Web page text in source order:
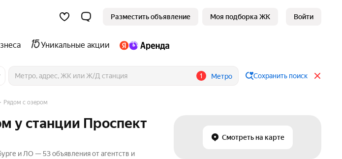
Разместить объявление Моя подборка ЖК Войти
Уникальные акции
1 Метро Сохранить поиск
Смотреть на карте
Рядом с озером
у станции Проспект
и ЛО — 53 объявления от агентств и